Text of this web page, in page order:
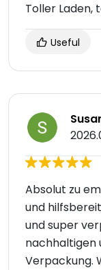
Toller Laden,
Useful
Absolut zu
und
und super
nachhaltigen
Verpackung.